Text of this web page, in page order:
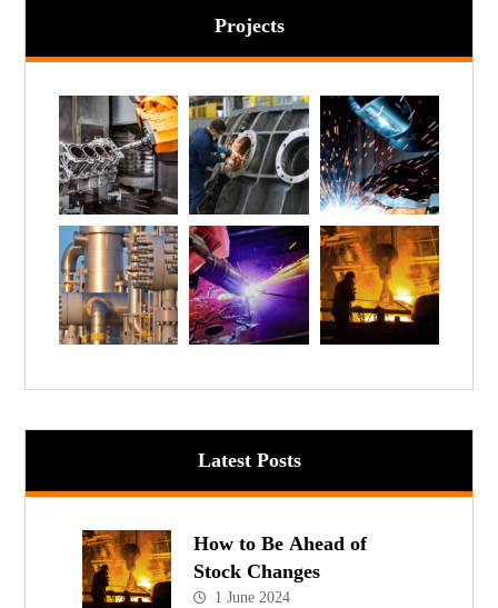
Projects
Latest Posts
How to Be Ahead of
Stock Changes
1 June 2024